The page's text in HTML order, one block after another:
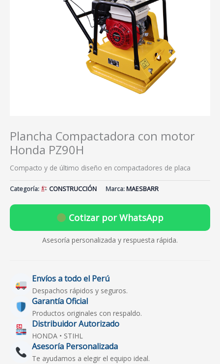
Plancha Compactadora con motor
Honda PZ90H
Compacto y de último diseño en compactadores de placa
Categoría: CONSTRUCCIÓN Marca:MAESBARR
Cotizar por WhatsApp
Asesoría personalizada y respuesta rápida.
Envíos a todo el Perú
Despachos rápidos y seguros.
Garantía Oficial
Productos originales con respaldo.
Distribuidor Autorizado
HONDA • STIHL
Asesoría Personalizada
Te ayudamos a elegir el equipo ideal.